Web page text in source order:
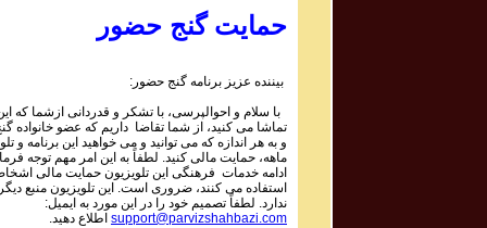
GanjeHozour #1055 Program
Parviz Shahbazi - پرویز شهبازی
GanjeHozour #1054 Program
برنامه تصویری شماره ۱۰۵۴ گنج حضور
Parviz Shahbazi - پرویز شهبازی
GanjeHozour #1053 Program
برنامه تصویری شماره ۱۰۵۳ گنج حضور
حمایت گنج حضور
بیننده عزیز برنامه گنج حضور:
با سلام و احوالپرسی، با تشکر و قدردانی ازشما که این
تماشا می کنید، از شما تقاضا داریم که عضو خانواده
و به هر اندازه که می توانید و می خواهید این برنامه و
ماهه، حمایت مالی کنید. لطفاً به این امر مهم توجه
ادامه خدمات فرهنگی این تلویزیون حمایت مالی
استفاده می کنند، ضروری است. این تلویزیون منبع
ندارد. لطفاً تصمیم خود را در این مورد به ایمیل:
support@parvizshahbazi.com اطلاع دهید.